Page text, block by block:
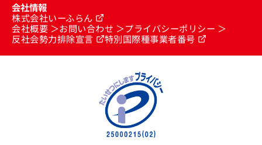
会社情報
株式会社いーふらん
会社概要
お問い合わせ
プライバシーポリシー
反社会勢力排除宣言
特別国際種事業者番号